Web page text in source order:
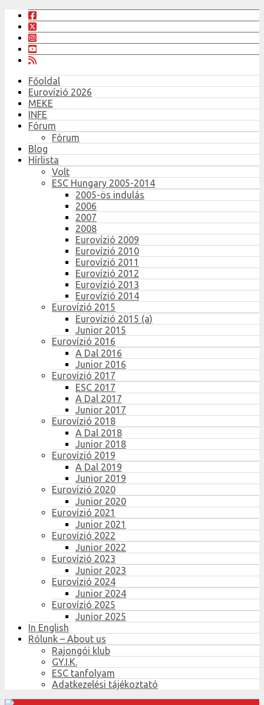
Főoldal
Eurovízió 2026
MEKE
INFE
Fórum
Fórum
Blog
Hírlista
Volt
ESC Hungary 2005-2014
2005-ös indulás
2006
2007
2008
Eurovízió 2009
Eurovízió 2010
Eurovízió 2011
Eurovízió 2012
Eurovízió 2013
Eurovízió 2014
Eurovízió 2015
Eurovízió 2015 (a)
Junior 2015
Eurovízió 2016
A Dal 2016
Junior 2016
Eurovízió 2017
ESC 2017
A Dal 2017
Junior 2017
Eurovízió 2018
A Dal 2018
Junior 2018
Eurovízió 2019
A Dal 2019
Junior 2019
Eurovízió 2020
Junior 2020
Eurovízió 2021
Junior 2021
Eurovízió 2022
Junior 2022
Eurovízió 2023
Junior 2023
Eurovízió 2024
Junior 2024
Eurovízió 2025
Junior 2025
In English
Rólunk – About us
Rajongói klub
GY.I.K.
ESC tanfolyam
Adatkezelési tájékoztató